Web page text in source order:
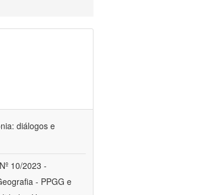
diálogos e
10/2023 -
- PPGG e